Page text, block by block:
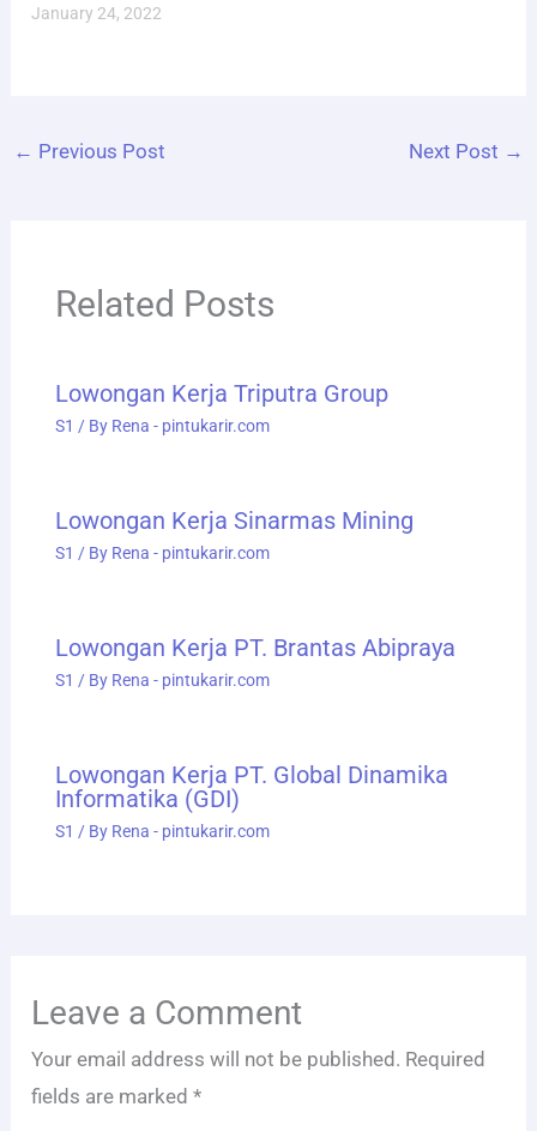
January 24, 2022
← Previous Post Next Post →
Related Posts
Lowongan Kerja Triputra Group
S1 / By Rena - pintukarir.com
Lowongan Kerja Sinarmas Mining
S1 / By Rena - pintukarir.com
Lowongan Kerja PT. Brantas Abipraya
S1 / By Rena - pintukarir.com
Lowongan Kerja PT. Global Dinamika
Informatika (GDI)
S1 / By Rena - pintukarir.com
Leave a Comment
Your email address will not be published. Required
fields are marked*